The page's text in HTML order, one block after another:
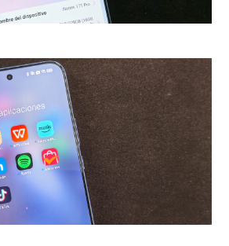
más activos este
un tremendo
más de100 modos
que cubren desde
del gimnasio
, incluyendo soporte
para buceo libre
metros de